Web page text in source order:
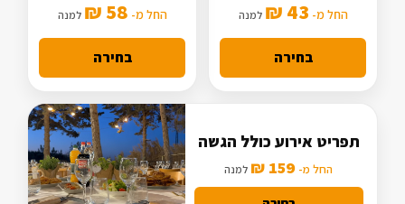
2 תוספות
מנה עיקרית בסיסית
החל מ- 43 ₪ למנה
בחירה
3 תוספות
מנה עיקרית מורחבת
החל מ- 58 ₪ למנה
בחירה
תפריט אירוע כולל הגשה
החל מ- 159 ₪ למנה